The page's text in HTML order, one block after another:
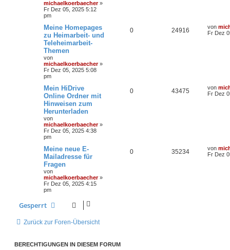
michaelkoerbaecher»
Fr Dez 05, 2025 5:12
pm
Meine Homepages
zu Heimarbeit- und
Teleheimarbeit-
Themen
von
michaelkoerbaecher»
Fr Dez 05, 2025 5:08
pm
0 24916 von
Fr Dez
Mein HiDrive
Online Ordner mit
Hinweisen zum
Herunterladen
von
michaelkoerbaecher»
Fr Dez 05, 2025 4:38
pm
0 43475 von
Fr Dez
Meine neue E-
Mailadresse für
Fragen
von
michaelkoerbaecher»
Fr Dez 05, 2025 4:15
pm
0 35234 von
Fr Dez
Gesperrt
Zurück zur Foren-Übersicht
BERECHTIGUNGEN IN DIESEM FORUM